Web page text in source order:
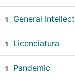
1 General Intellect
1 Licenciatura
1 Pandemic